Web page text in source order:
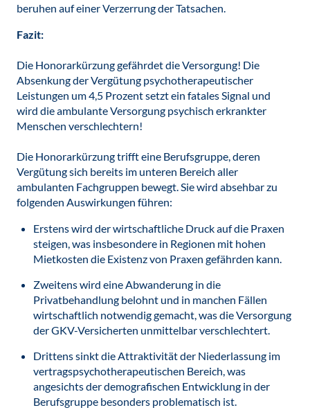
beruhen auf einer Verzerrung der Tatsachen.
Fazit:
Die Honorarkürzung gefährdet die Versorgung! Die
Absenkung der Vergütung psychotherapeutischer
Leistungen um 4,5 Prozent setzt ein fatales Signal und
wird die ambulante Versorgung psychisch erkrankter
Menschen verschlechtern!
Die Honorarkürzung trifft eine Berufsgruppe, deren
Vergütung sich bereits im unteren Bereich aller
ambulanten Fachgruppen bewegt. Sie wird absehbar zu
folgenden Auswirkungen führen:
Erstens wird der wirtschaftliche Druck auf die Praxen
steigen, was insbesondere in Regionen mit hohen
Mietkosten die Existenz von Praxen gefährden kann.
Zweitens wird eine Abwanderung in die
Privatbehandlung belohnt und in manchen Fällen
wirtschaftlich notwendig gemacht, was die Versorgung
der GKV-Versicherten unmittelbar verschlechtert.
Drittens sinkt die Attraktivität der Niederlassung im
vertragspsychotherapeutischen Bereich, was
angesichts der demografischen Entwicklung in der
Berufsgruppe besonders problematisch ist.